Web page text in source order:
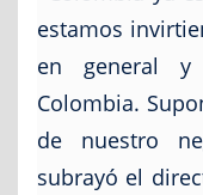
estamos
en general y
Colombia.
de nuestro
subrayó el